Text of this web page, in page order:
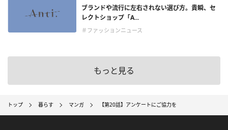
ブランドや流行に左右されない選び方。貴瞬、セ
レクトショップ「A...
＃ファッションニュース
もっと見る
トップ 暮らす マンガ 【第20話】アンケートにご協力を